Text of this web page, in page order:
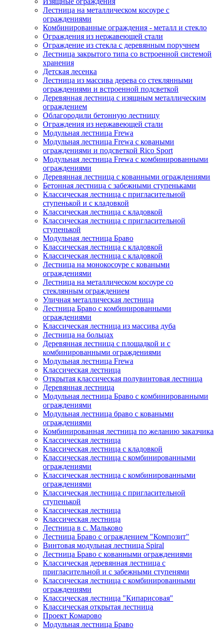
Лестница на металлическом косоуре с
ограждениями
Комбинированные ограждения - металл и стекло
Ограждения из нержавеющей стали
Ограждение из стекла с деревянным поручнем
Лестница закрытого типа со встроенной системой
хранения
Детская лесенка
Лестница из массива дерева со стеклянными
ограждениями и встроенной подсветкой
Деревянная лестница с изящным металлическим
ограждением
Облагородили бетонную лестницу
Ограждения из нержавеющей стали
Модульная лестница Frewa
Модульная лестница Frewa с коваными
ограждениями и подсветкой Rico Sport
Модульная лестница Frewa с комбинированными
ограждениями
Деревянная лестница с кованными ограждениями
Бетонная лестница с забежными ступеньками
Классическая лестница с пригласительной
ступенькой и с кладовкой
Классическая лестница с кладовкой
Классическая лестница с пригласительной
ступенькой
Модульная лестница Браво
Классическая лестница с кладовкой
Классическая лестница с кладовкой
Лестница на монокосоуре с коваными
ограждениями
Лестница на металлическом косоуре со
стеклянным ограждением
Уличная металлическая лестница
Лестница Браво с комбинированными
ограждениями
Классическая лестница из массива дуба
Лестница на больцах
Деревянная лестница с площадкой и с
комбинированными ограждениями
Модульная лестница Frewa
Классическая лестница
Открытая классическая полувинтовая лестница
Деревянная лестница
Модульная лестница Браво с комбинированными
ограждениями
Модульная лестница браво с коваными
ограждениями
Комбинированная лестница по желанию заказчика
Классическая лестница
Классическая лестница с кладовкой
Классическая лестница с комбинированными
ограждениями
Классическая лестница с комбинированными
ограждениями
Классическая лестница с пригласительной
ступенькой
Классическая лестница
Классическая лестница
Лестница в с. Мальково
Лестница Браво с ограждением "Композит"
Винтовая модульная лестница Spiral
Лестница Браво с кованными ограждениями
Классическая деревянная лестница с
пригласительной и с забежными ступенями
Классическая лестница с комбинированными
ограждениями
Классическая лестница "Кипарисовая"
Классическая открытая лестница
Проект Комарово
Модульная лестница Браво